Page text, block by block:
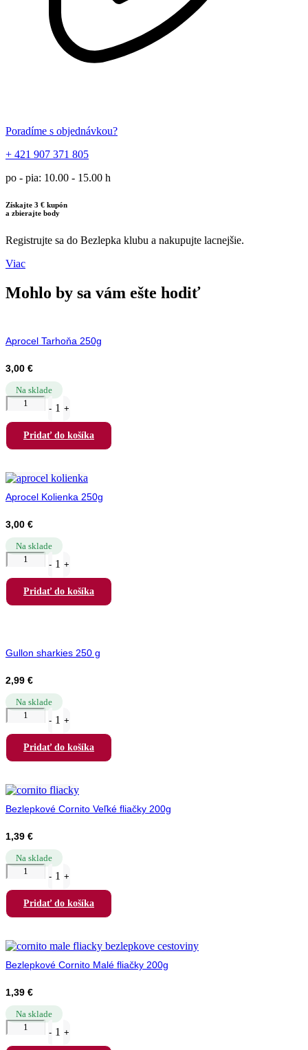
Poradíme s objednávkou?
+ 421 907 371 805
po - pia: 10.00 - 15.00 h
Získajte 3 € kupón
a zbierajte body
Registrujte sa do Bezlepka klubu a nakupujte lacnejšie.
Viac
Mohlo by sa vám ešte hodiť
Aprocel Tarhoňa 250g
3,00 €
Na sklade
Quantity
- 1 +
Pridať do košíka
Aprocel Kolienka 250g
3,00 €
Na sklade
Quantity
- 1 +
Pridať do košíka
Gullon sharkies 250 g
2,99 €
Na sklade
Quantity
- 1 +
Pridať do košíka
Bezlepkové Cornito Veľké fliačky 200g
1,39 €
Na sklade
Quantity
- 1 +
Pridať do košíka
Bezlepkové Cornito Malé fliačky 200g
1,39 €
Na sklade
Quantity
- 1 +